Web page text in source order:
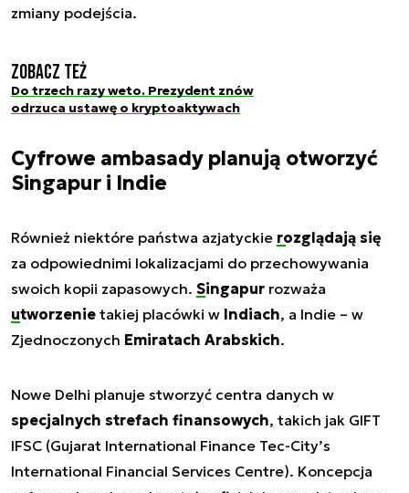
zmiany podejścia.
Zobacz też
Do trzech razy weto. Prezydent znów
odrzuca ustawę o kryptoaktywach
Cyfrowe ambasady planują otworzyć
Singapur i Indie
Również niektóre państwa azjatyckie rozglądają się
za odpowiednimi lokalizacjami do przechowywania
swoich kopii zapasowych. Singapur rozważa
utworzenie takiej placówki w Indiach, a Indie – w
Zjednoczonych Emiratach Arabskich.
Nowe Delhi planuje stworzyć centra danych w
specjalnych strefach finansowych, takich jak GIFT
IFSC (Gujarat International Finance Tec-City’s
International Financial Services Centre). Koncepcja